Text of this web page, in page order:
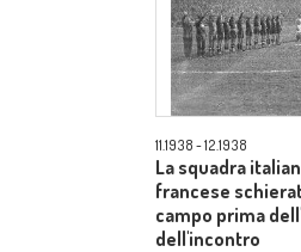
11.1938 - 12.1938
La squadra
francese
campo prima
dell'incontro